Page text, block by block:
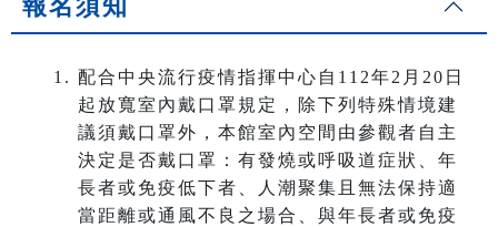
報名須知
配合中央流行疫情指揮中心自112年2月20日
起放寬室內戴口罩規定，除下列特殊情境建
議須戴口罩外，本館室內空間由參觀者自主
決定是否戴口罩：有發燒或呼吸道症狀、年
長者或免疫低下者、人潮聚集且無法保持適
當距離或通風不良之場合、與年長者或免疫